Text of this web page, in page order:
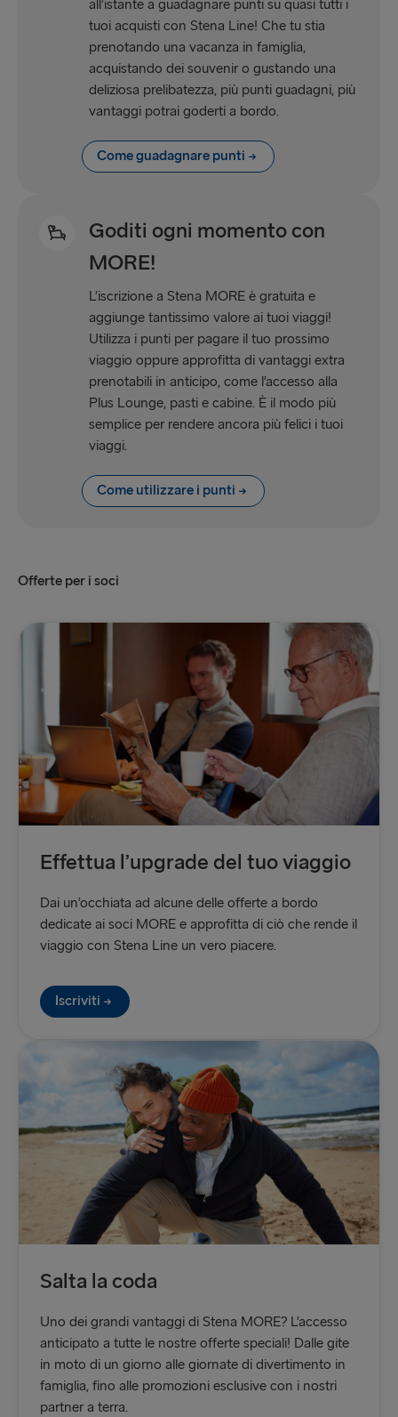
all’istante a guadagnare punti su quasi tutti i
tuoi acquisti con Stena Line! Che tu stia
prenotando una vacanza in famiglia,
acquistando dei souvenir o gustando una
deliziosa prelibatezza, più punti guadagni, più
vantaggi potrai goderti a bordo.
Come guadagnare punti
Goditi ogni momento con
MORE!
L’iscrizione a Stena MORE è gratuita e
aggiunge tantissimo valore ai tuoi viaggi!
Utilizza i punti per pagare il tuo prossimo
viaggio oppure approfitta di vantaggi extra
prenotabili in anticipo, come l’accesso alla
Plus Lounge, pasti e cabine. È il modo più
semplice per rendere ancora più felici i tuoi
viaggi.
Come utilizzare i punti
Offerte per i soci
Effettua l’upgrade del tuo viaggio
Dai un’occhiata ad alcune delle offerte a bordo
dedicate ai soci MORE e approfitta di ciò che rende il
viaggio con Stena Line un vero piacere.
Iscriviti
Salta la coda
Uno dei grandi vantaggi di Stena MORE? L’accesso
anticipato a tutte le nostre offerte speciali! Dalle gite
in moto di un giorno alle giornate di divertimento in
famiglia, fino alle promozioni esclusive con i nostri
partner a terra.